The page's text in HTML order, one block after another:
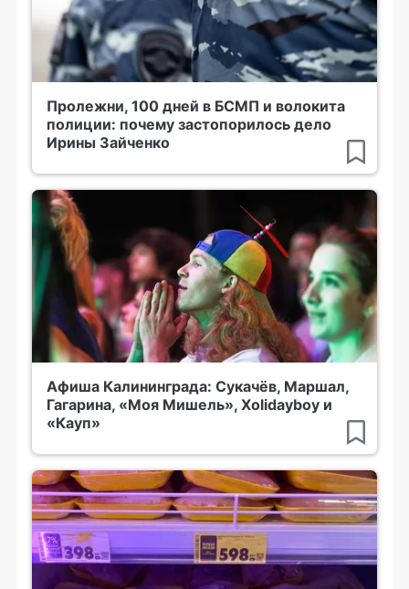
Пролежни, 100 дней в БСМП и волокита
полиции: почему застопорилось дело
Ирины Зайченко
Афиша Калининграда: Сукачёв, Маршал,
Гагарина, «Моя Мишель», Xolidayboy и
«Кауп»